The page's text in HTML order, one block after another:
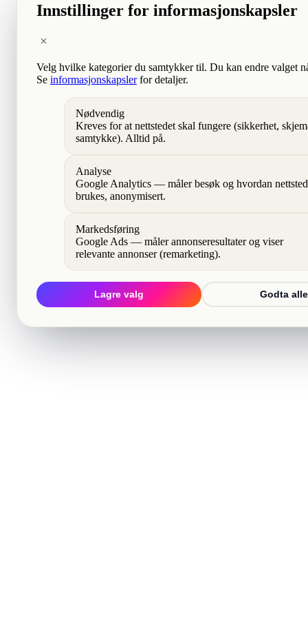
Innstillinger for informasjonskapsler
Velg hvilke kategorier du samtykker til. Du kan endre valget
Se informasjonskapslerfor detaljer.
Nødvendig
Kreves for at nettstedet skal fungere (sikkerhet,
samtykke). Alltid på.
Analyse
Google Analytics — måler besøk og hvordan
brukes, anonymisert.
Markedsføring
Google Ads — måler annonseresultater og viser
relevante annonser (remarketing).
Lagre valg Godta alle